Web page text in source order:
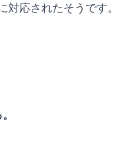
応されたそうです。